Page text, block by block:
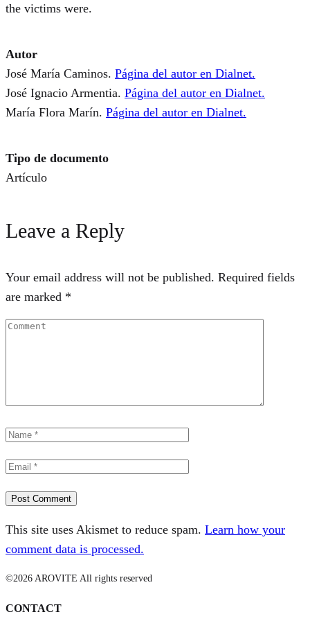
the victims were.
Autor
José María Caminos. Página del autor en Dialnet.
José Ignacio Armentia. Página del autor en Dialnet.
María Flora Marín. Página del autor en Dialnet.
Tipo de documento
Artículo
Leave a Reply
Your email address will not be published. Required fields
are marked *
This site uses Akismet to reduce spam. Learn how your
comment data is processed.
©2026 AROVITE All rights reserved
CONTACT